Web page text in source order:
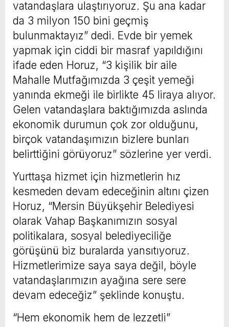
vatandaşlara ulaştırıyoruz. Şu ana kadar
da 3 milyon 150 bini geçmiş
bulunmaktayız” dedi. Evde bir yemek
yapmak için ciddi bir masraf yapıldığını
ifade eden Horuz, “3 kişilik bir aile
Mahalle Mutfağımızda 3 çeşit yemeği
yanında ekmeği ile birlikte 45 liraya alıyor.
Gelen vatandaşlara baktığımızda aslında
ekonomik durumun çok zor olduğunu,
birçok vatandaşımızın bizlere bunları
belirttiğini görüyoruz” sözlerine yer verdi.
Yurttaşa hizmet için hizmetlerin hız
kesmeden devam edeceğinin altını çizen
Horuz, “Mersin Büyükşehir Belediyesi
olarak Vahap Başkanımızın sosyal
politikalara, sosyal belediyeciliğe
görüşünü biz buralarda yansıtıyoruz.
Hizmetlerimize saya saya değil, böyle
vatandaşlarımızın ayağına sere sere
devam edeceğiz” şeklinde konuştu.
“Hem ekonomik hem de lezzetli”